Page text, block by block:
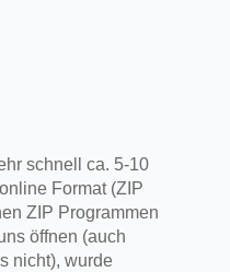
schnell ca. 5-10
Format (ZIP
ZIP Programmen
öffnen (auch
nicht), wurde